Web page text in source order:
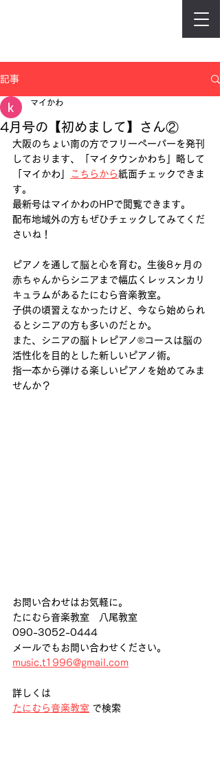
記事
4月号の【初めまして】さん②
マイかわ
大阪のちょい南の方でフリーペーパーを発刊
しております、「マイタウンかわち」略して
「マイかわ」
こちらから紙面チェックできま
す。
最新号はマイかわのHPで閲覧できます。
配布地域外の方もぜひチェックしてみてくだ
さいね！
ピアノを通して脳と心を育む。生後8ヶ月の
赤ちゃんからシニアまで幅広くレッスンカリ
キュラムがあるたにむら音楽教室。
子供の頃習えなかったけど、今なら始められ
るとシニアの方も多いのだとか。
また、シニアの脳トレピアノ®️コースは脳の
活性化を目的とした新しいピアノ術。
指一本から弾ける楽しいピアノを始めてみま
せんか？
お問い合わせはお気軽に。
たにむら音楽教室　八尾教室
090-3052-0444
メールでもお問い合わせください。
music.t1996@gmail.com
詳しくは
たにむら音楽教室 で検索